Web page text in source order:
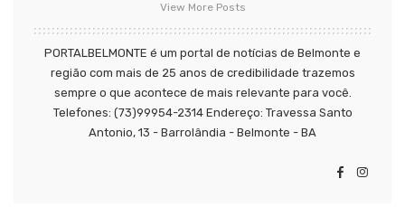
View More Posts
PORTALBELMONTE é um portal de notícias de Belmonte e
região com mais de 25 anos de credibilidade trazemos
sempre o que acontece de mais relevante para você.
Telefones: (73)99954-2314 Endereço: Travessa Santo
Antonio, 13 - Barrolândia - Belmonte - BA